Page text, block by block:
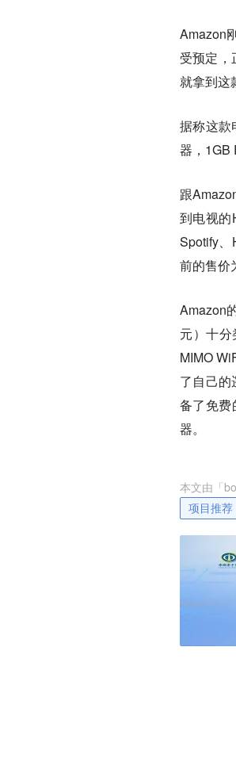
Amazon
受预定，
就拿到这
据称这款
器，1GB
跟
到电视的
Spotify
前的售价
Amazon
元）十
MIMO
了自己
备了免
器。
本文由「
项目推荐